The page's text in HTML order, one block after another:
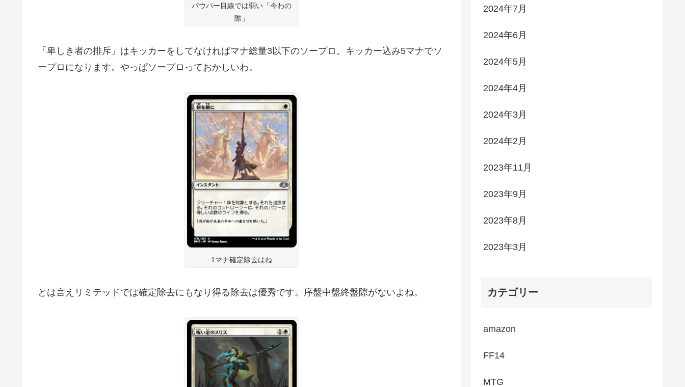
パウパー目線では弱い「今わの
際」
「卑しき者の排斥」はキッカーをしてなければマナ総量3以下のソープロ。キッカー込み5マナでソ
ープロになります。やっぱソープロっておかしいわ。
1マナ確定除去はね
とは言えリミテッドでは確定除去にもなり得る除去は優秀です。序盤中盤終盤隙がないよね。
2024年7月
2024年6月
2024年5月
2024年4月
2024年3月
2024年2月
2023年11月
2023年9月
2023年8月
2023年3月
カテゴリー
amazon
FF14
MTG